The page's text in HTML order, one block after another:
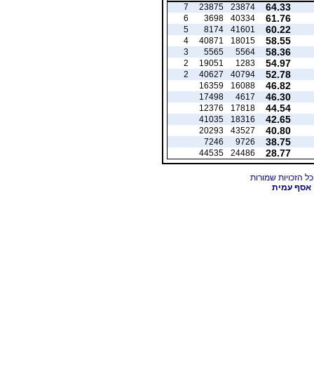
64.33
23874
23875
7
61.76
40334
3698
6
60.22
41601
8174
5
58.55
18015
40871
4
58.36
5564
5565
3
54.97
1283
19051
2
52.78
40794
40627
2
46.82
16088
16359
46.30
4617
17498
44.54
17818
12376
42.65
18316
41035
40.80
43527
20293
38.75
9726
7246
28.77
24486
44535
אסף עמית